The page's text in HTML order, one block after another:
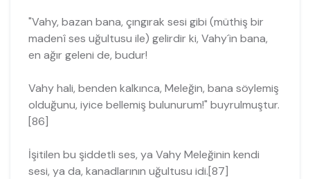
"Vahy, bazan bana, çıngırak sesi gibi (müthiş bir
madenî ses uğultusu ile) gelirdir ki, Vahy´in bana,
en ağır geleni de, budur!
Vahy hali, benden kalkınca, Meleğin, bana söylemiş
olduğunu, iyice bellemiş bulu­nurum!" buyrulmuştur.
[86]
İşitilen bu şiddetli ses, ya Vahy Meleğinin kendi
sesi, ya da, kanadlarının uğul­tusu idi.[87]